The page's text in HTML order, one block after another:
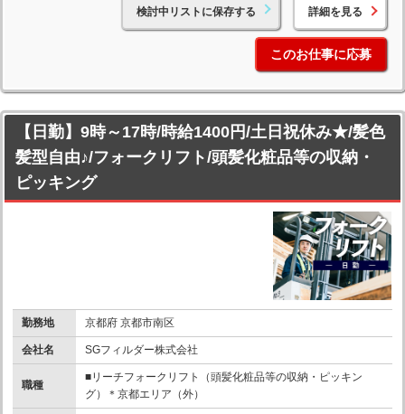
検討中リストに保存する 詳細を見る
このお仕事に応募
【日勤】9時～17時/時給1400円/土日祝休み★/髪色
髪型自由♪/フォークリフト/頭髪化粧品等の収納・
ピッキング
勤務地 京都府 京都市南区
会社名 SGフィルダー株式会社
職種
■リーチフォークリフト（頭髪化粧品等の収納・ピッキン
グ）＊京都エリア（外）